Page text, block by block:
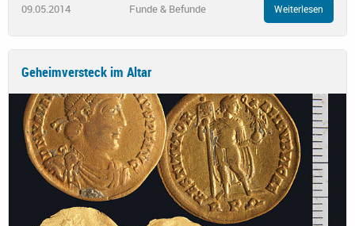
09.05.2014 Funde & Befunde Weiterlesen
Geheimversteck im Altar